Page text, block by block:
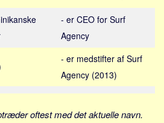
- er CEO for Surf
Agency
- er medstifter af Surf
Agency (2013)
oftest med det aktuelle navn.